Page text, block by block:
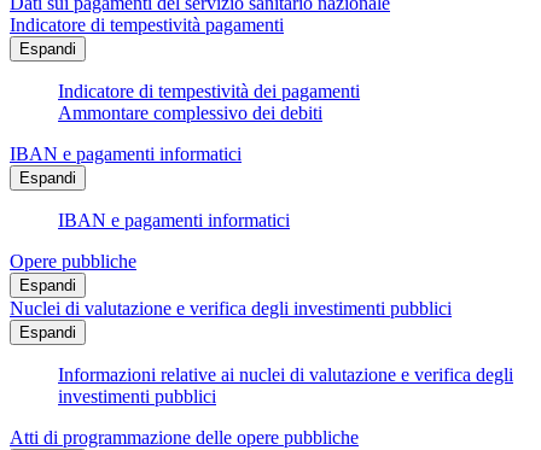
Indicatore di tempestività pagamenti
Espandi
Indicatore di tempestività dei pagamenti
Ammontare complessivo dei debiti
IBAN e pagamenti informatici
Espandi
IBAN e pagamenti informatici
Opere pubbliche
Espandi
Nuclei di valutazione e verifica degli investimenti pubblici
Espandi
Informazioni relative ai nuclei di valutazione e verifica degli
investimenti pubblici
Atti di programmazione delle opere pubbliche